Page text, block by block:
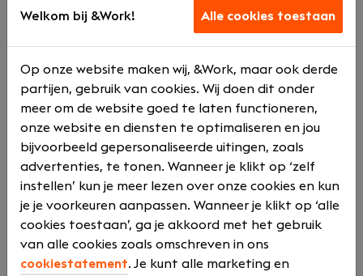
klanttevredenheid staat hierbij voorop.
Waar mogelijk worden vooraf vaste
prijsafspraken gemaakt, wat zorgt voor
transparantie en duidelijkheid in de
dienstverlening.
Wat Vision Accountants
doet
Welkom bij &Work! Alle cookies toestaan
Op onze website maken wij, &Work, maar ook derde
partijen, gebruik van cookies. Wij doen dit onder
meer om de website goed te laten functioneren,
onze website en diensten te optimaliseren en jou
bijvoorbeeld gepersonaliseerde uitingen, zoals
advertenties, te tonen. Wanneer je klikt op ‘zelf
instellen’ kun je meer lezen over onze cookies en kun
je je voorkeuren aanpassen. Wanneer je klikt op ‘alle
cookies toestaan’, ga je akkoord met het gebruik
van alle cookies zoals omschreven in ons
cookiestatement. Je kunt alle marketing en